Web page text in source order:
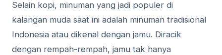
Selain kopi, minuman yang jadi populer di
kalangan muda saat ini adalah minuman tradisional
Indonesia atau dikenal dengan jamu. Diracik
dengan rempah-rempah, jamu tak hanya